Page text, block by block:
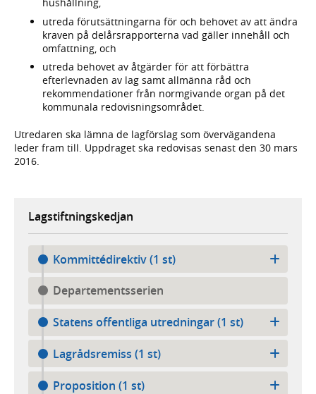
utreda förutsättningarna för och behovet av att ändra
kraven på delårsrapporterna vad gäller innehåll och
omfattning, och
utreda behovet av åtgärder för att förbättra
efterlevnaden av lag samt allmänna råd och
rekommendationer från normgivande organ på det
kommunala redovisningsområdet.
Utredaren ska lämna de lagförslag som övervägandena
leder fram till. Uppdraget ska redovisas senast den 30 mars
2016.
Lagstiftningskedjan
Kommittédirektiv (1 st)
Departementsserien
Statens offentliga utredningar (1 st)
Lagrådsremiss (1 st)
Proposition (1 st)